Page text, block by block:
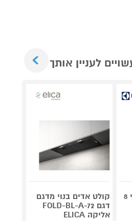
לעניין אותך
מדיח כלים קומפקטי 8
קולט אדים בנוי מדגם
דגם FOLD-BL-A-72
אליקה ELICA